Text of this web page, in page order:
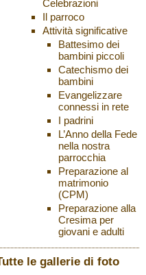
Celebrazioni
Il parroco
Attività significative
Battesimo dei
bambini piccoli
Catechismo dei
bambini
Evangelizzare
connessi in rete
I padrini
L’Anno della Fede
nella nostra
parrocchia
Preparazione al
matrimonio
(CPM)
Preparazione alla
Cresima per
giovani e adulti
le gallerie di foto